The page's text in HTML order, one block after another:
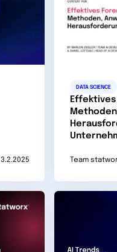
3.2.2025
DATA SCIENCE
Team